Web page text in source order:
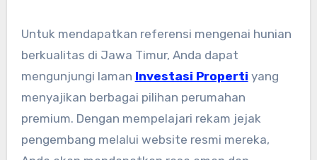
Untuk mendapatkan referensi mengenai hunian
berkualitas di Jawa Timur, Anda dapat
mengunjungi laman Investasi Properti yang
menyajikan berbagai pilihan perumahan
premium. Dengan mempelajari rekam jejak
pengembang melalui website resmi mereka,